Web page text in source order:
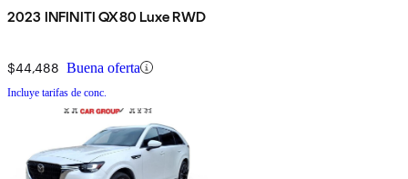
2023 INFINITI QX80 Luxe RWD
$44,488 Buena oferta
Incluye tarifas de conc.